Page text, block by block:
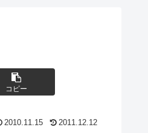
コピー
2010.11.15 2011.12.12